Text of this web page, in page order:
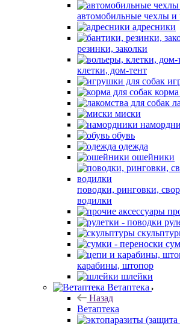
автомобильные чехлы и
адресники
резинки, заколки
клетки, дом-тент
миски
обувь
одежда
ошейники
поводки, ринговки,
водилки
карабины, штопор
шлейки
Ветаптека
Назад
Ветаптека